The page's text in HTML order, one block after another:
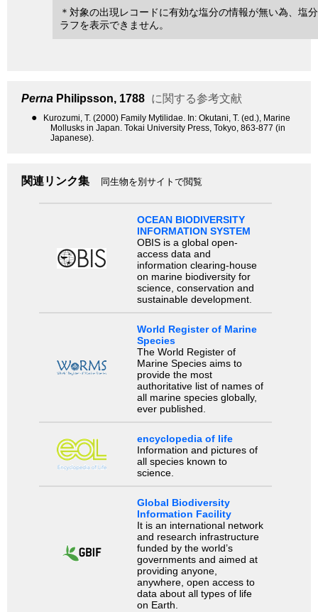
＊対象の出現レコードに有効な塩分の情報が無い為、塩
ラフを表示できません。
Perna Philipsson, 1788 に関する参考文献
●
Kurozumi, T. (2000) Family Mytilidae. In: Okutani, T. (ed.), Marine
Mollusks in Japan. Tokai University Press, Tokyo, 863-877 (in
Japanese).
関連リンク集 同生物を別サイトで閲覧
OCEAN BIODIVERSITY
INFORMATION SYSTEM
OBIS is a global open-
access data and
information clearing-house
on marine biodiversity for
science, conservation and
sustainable development.
World Register of Marine
Species
The World Register of
Marine Species aims to
provide the most
authoritative list of names of
all marine species globally,
ever published.
encyclopedia of life
Information and pictures of
all species known to
science.
Global Biodiversity
Information Facility
It is an international network
and research infrastructure
funded by the world’s
governments and aimed at
providing anyone,
anywhere, open access to
data about all types of life
on Earth.